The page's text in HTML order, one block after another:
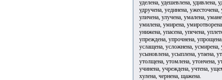
уделена, удешевлена, удивлена,
удручена, уединена,
уличена, улучена, умалена,
умилена, умирена,
унижена, упасена, упечена,
упреждена, упрочнена,
услащена, усложнена, усмирена,
усыновлена, усыплена, утаена,
утолщена, утомлена, утончена,
учинена, учреждена, учтена,
хулена, чернена, щажена.